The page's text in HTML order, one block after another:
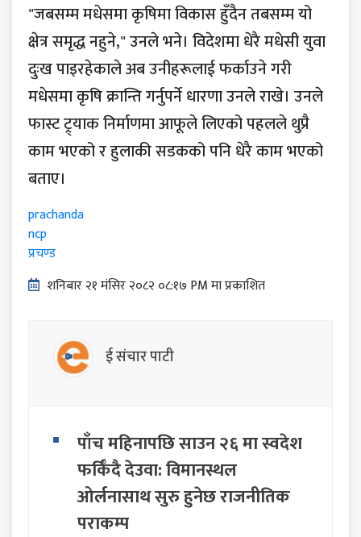
"जबसम्म मधेसमा कृषिमा विकास हुँदैन तबसम्म यो
क्षेत्र समृद्ध नहुने," उनले भने। विदेशमा धेरै मधेसी युवा
दुःख पाइरहेकाले अब उनीहरूलाई फर्काउने गरी
मधेसमा कृषि क्रान्ति गर्नुपर्ने धारणा उनले राखे। उनले
फास्ट ट्र्याक निर्माणमा आफूले लिएको पहलले थुप्रै
काम भएको र हुलाकी सडकको पनि धेरै काम भएको
बताए।
prachanda
ncp
प्रचण्ड
शनिबार २१ मंसिर २०८२ ०८:१७ PM मा प्रकाशित
ई संचार पाटी
पाँच महिनापछि साउन २६ मा स्वदेश
फर्किँदै देउवा: विमानस्थल
ओर्लनासाथ सुरु हुनेछ राजनीतिक
पराकम्प